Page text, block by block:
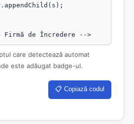
Firmă de Încredere -->
care detectează automat
este adăugat badge-ul.
📋 Copiază codul